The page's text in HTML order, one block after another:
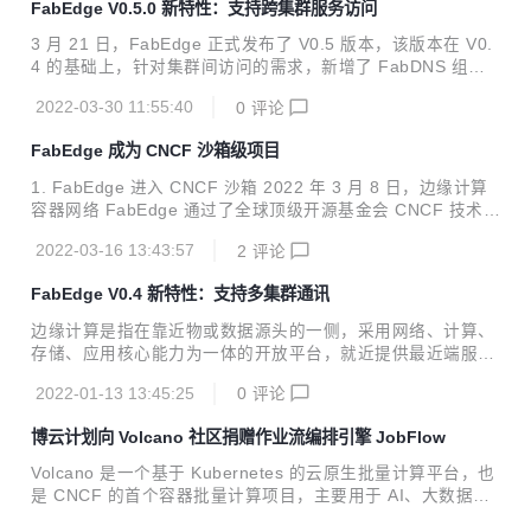
容器云平台的组件之一，已经在多个金融机构的生产环境中稳
定运行多年。 重大喜讯！！！重大喜讯 ！！！重大喜
讯！！！ Carina 项目组于 4 月 28 日发布了 V0.10.0 版本。
介绍 Carina ...
FabEdge V0.5.0 新特性：支持跨集群服务访问
3 月 21 日，FabEdge 正式发布了 V0.5 版本，该版本在 V0.
4 的基础上，针对集群间访问的需求，新增了 FabDNS 组
于 Kubernetes 构建的专注于边缘计算场景的容器网络方案，
架。旨在解决边缘计算场景下容器网络配置管理复杂，网络割
裂互不通信，缺少拓扑感知能力，无法提供就近访问等问题。
2022 年 3 月 8 日，FabEdge 被接纳为 CNCF 沙箱级项目，
成为 CNCF 沙箱中首个边缘容器网络项目。 1. 跨集群需求...
2022-03-30 11:55:40 0 评论
FabEdge 成为 CNCF 沙箱级项目
1. FabEdge 进入 CNCF 沙箱 2022 年 3 月 8 日，边缘计算
容器网络 FabEdge 通过了全球顶级开源基金会 CNCF 技术监
ndbox Projects）。这意味着 FabEdge 得到了云原生开源社
中立性，有利于开发者、合作伙伴等共同参与项目建设，协作
共赢，推动边缘计算场景容器网络管理。 Sandbox 是 CNCF
创建的旨在为开源项目提供一个有益的、中立的家园，以促进
认可的，并值得进...
2022-03-16 13:43:57 2 评论
FabEdge V0.4 新特性：支持多集群通讯
边缘计算是指在靠近物或数据源头的⼀侧，采用网络、计算、
存储、应用核心能力为⼀体的开放平台，就近提供最近端服
足行业在实时业务、应⽤智能、安全与隐私保护等方面的基本
体的顶端。 根据计算能力大小，边缘计算可以分为两⼤类：
轻边缘：计算能力受限，网络条件差，业务单⼀，数量庞⼤，
地理位置分散，⽐如智慧小区，车联网，无人机等。 重边缘：
2022-01-13 13:45:25 0 评论
博云计划向 Volcano 社区捐赠作业流编排引擎 JobFlow
Volcano 是一个基于 Kubernetes 的云原生批量计算平台，也
是 CNCF 的首个容器批量计算项目，主要用于 AI、大数据、